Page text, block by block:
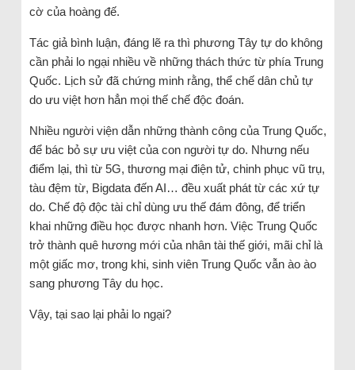
cờ của hoàng đế.
Tác giả bình luận, đáng lẽ ra thì phương Tây tự do không
cần phải lo ngại nhiều về những thách thức từ phía Trung
Quốc. Lịch sử đã chứng minh rằng, thể chế dân chủ tự
do ưu việt hơn hẳn mọi thế chế độc đoán.
Nhiều người viện dẫn những thành công của Trung Quốc,
để bác bỏ sự ưu việt của con người tự do. Nhưng nếu
điểm lại, thì từ 5G, thương mại điện tử, chinh phục vũ trụ,
tàu đệm từ, Bigdata đến AI… đều xuất phát từ các xứ tự
do. Chế độ độc tài chỉ dùng ưu thế đám đông, để triển
khai những điều học được nhanh hơn. Việc Trung Quốc
trở thành quê hương mới của nhân tài thế giới, mãi chỉ là
một giấc mơ, trong khi, sinh viên Trung Quốc vẫn ào ào
sang phương Tây du học.
Vậy, tại sao lại phải lo ngại?